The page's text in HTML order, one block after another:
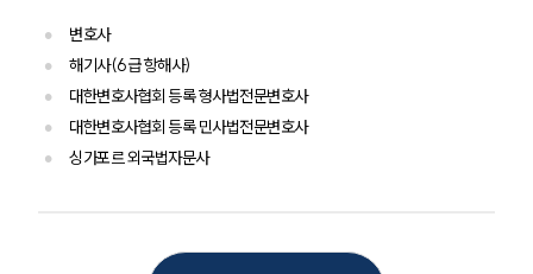
변호사
해기사(6급 항해사)
대한변호사협회 등록 형사법전문변호사
대한변호사협회 등록 민사법전문변호사
싱가포르 외국법자문사